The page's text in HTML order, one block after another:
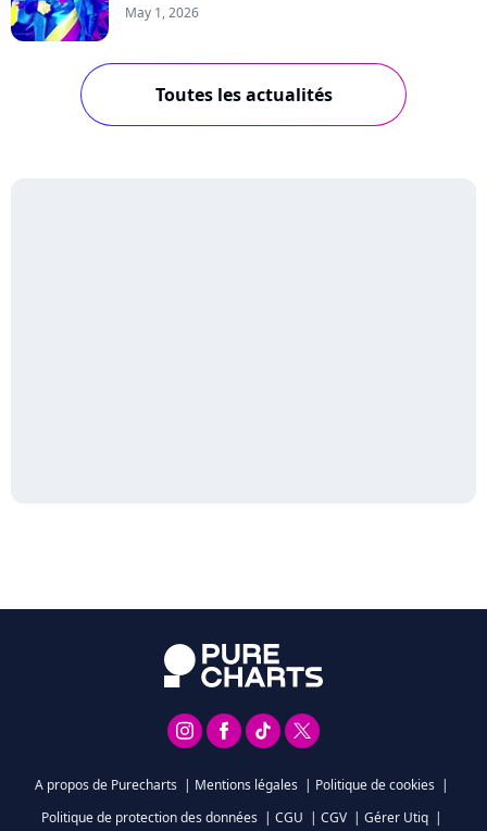
May 1, 2026
Toutes les actualités
A propos de Purecharts | Mentions légales | Politique de cookies |
Politique de protection des données | CGU | CGV | Gérer Utiq |